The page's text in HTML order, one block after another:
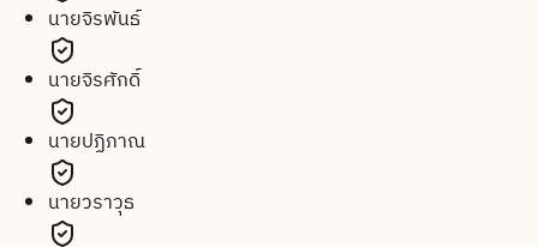
นายจิรพันธ์
นายจิรศักดิ์
นายปฏิภาณ
นายวราวุธ